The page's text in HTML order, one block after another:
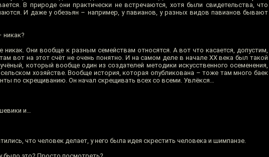
В природе они практически не встречаются, хотя были свидетельства, что
И даже у обезьян – например, у павианов, у разных видов павианов бывают
никак?
Они вообще к разным семействам относятся. А вот что касается, допустим,
вот на этот счёт не очень понятно. И на самом деле в начале XX века был такой
который вообще один из создателей методики искусственного осеменения,
хозяйстве. Вообще история, которая опубликована – тоже там много баек
по скрещиванию. Он начал скрещивать всех со всеми. Увлёкся…
и…
что человек делает, у него была идея скрестить человека и шимпанзе.